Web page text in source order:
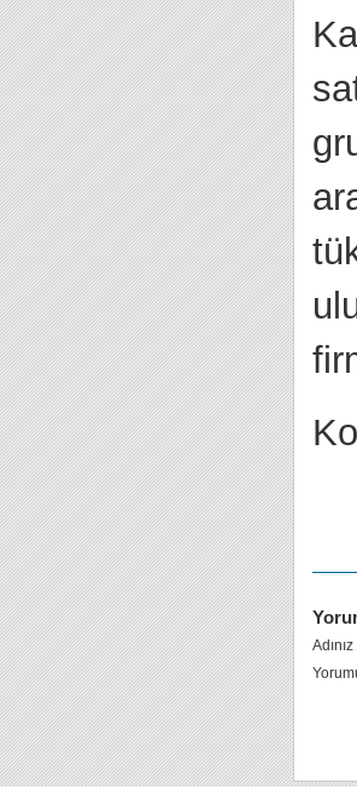
Adınız